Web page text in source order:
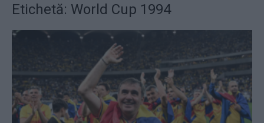
Etichetă: World Cup 1994